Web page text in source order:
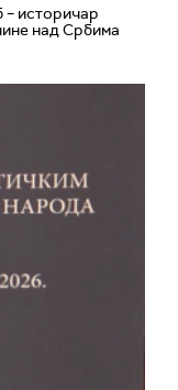
– историчар
над Србима